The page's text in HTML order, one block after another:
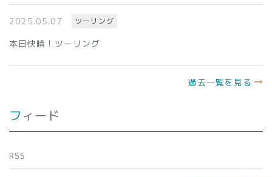
2025.05.07 ツーリング
本日快晴！ツーリング
過去一覧を見る
フィード
RSS